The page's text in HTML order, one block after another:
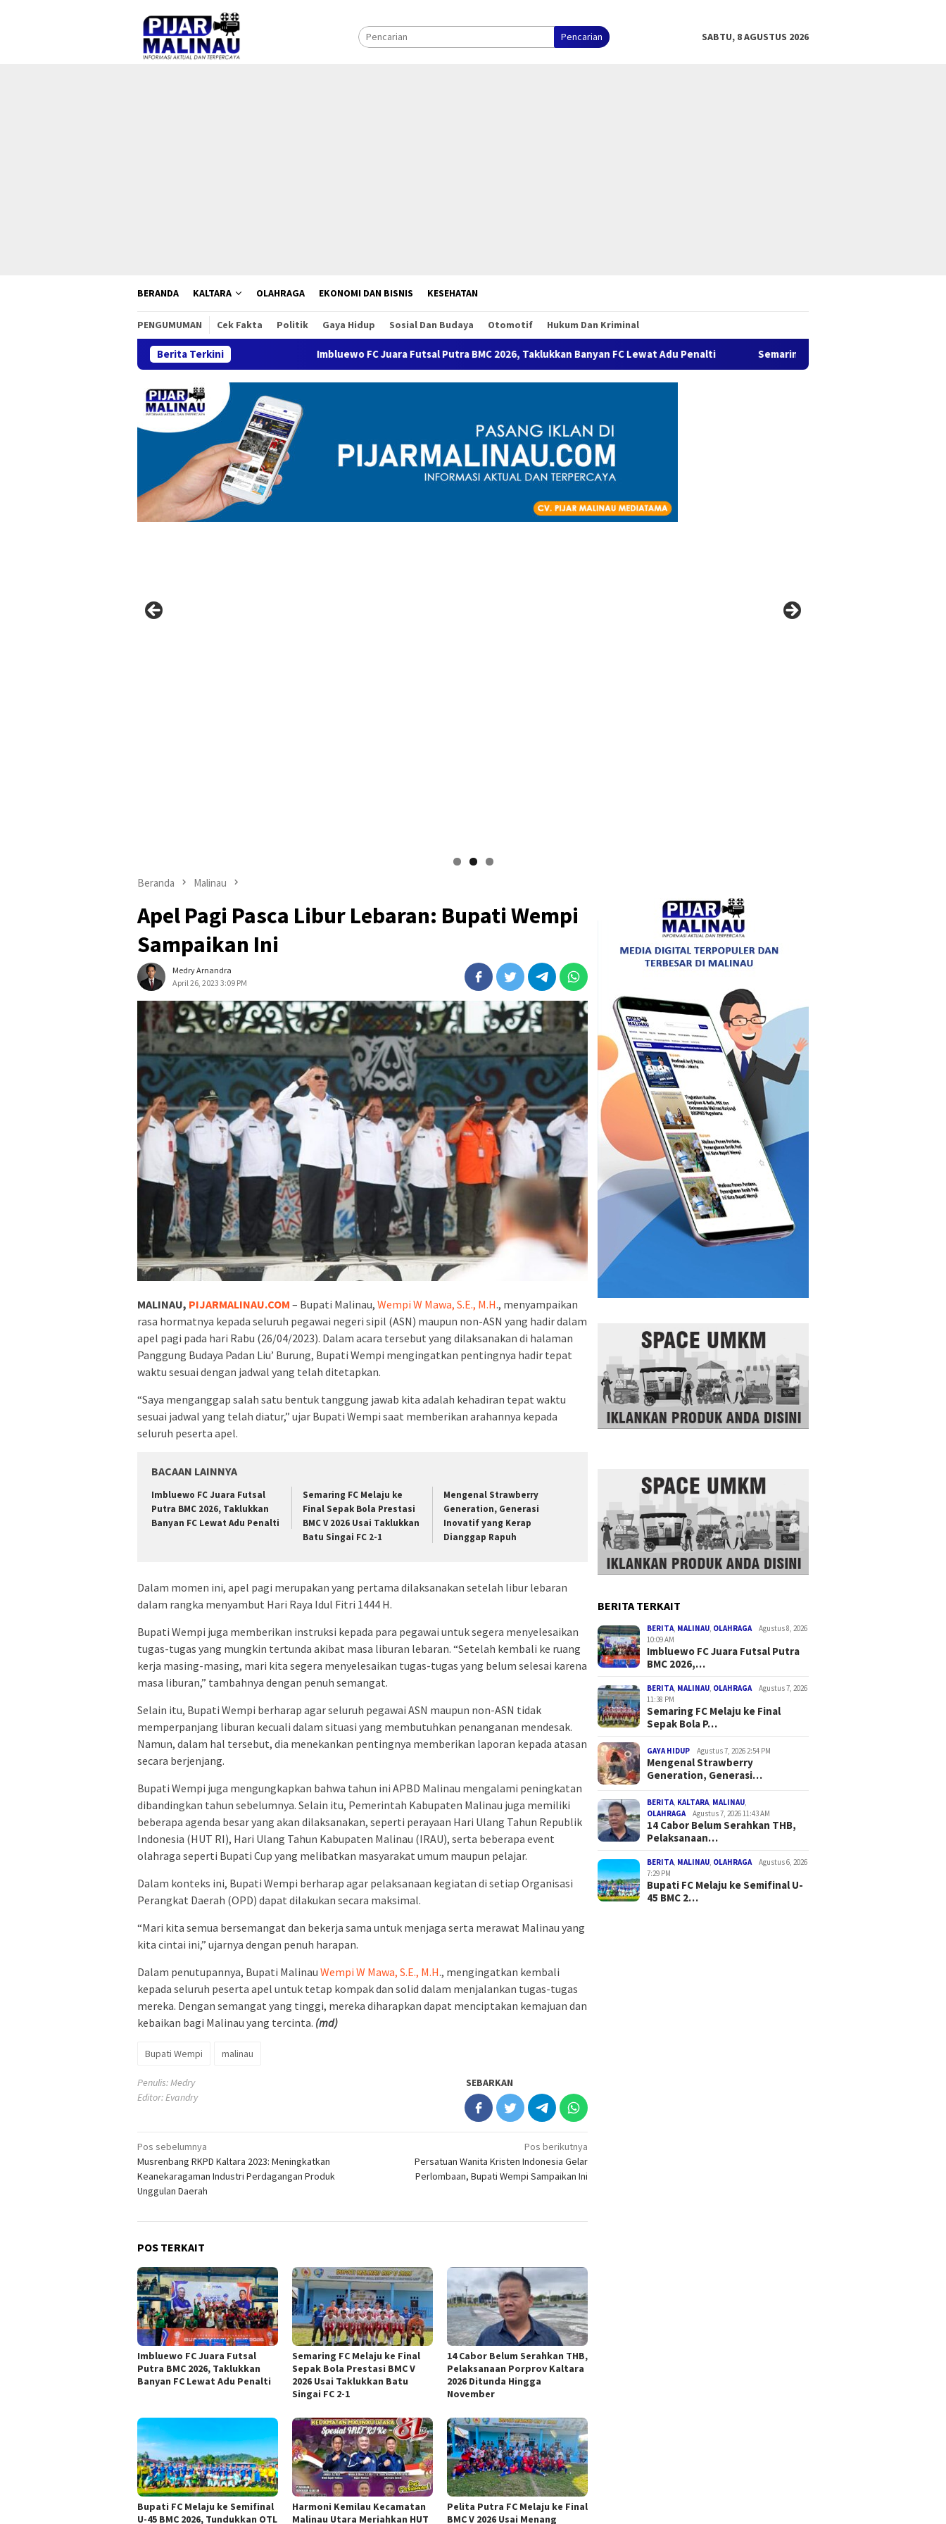
Pencarian SABTU, 8 AGUSTUS 2026
BERANDA KALTARA OLAHRAGA EKONOMI DAN BISNIS KESEHATAN
PENGUMUMAN Cek Fakta Politik Gaya Hidup Sosial Dan Budaya Otomotif Hukum Dan Kriminal
Berita Terkini Imbluewo FC Juara Futsal Putra BMC 2026, Taklukkan Banyan FC Lewat Adu Penalti Semaring FC Melaju ke Final Sepak Bola Prestasi BMC V
Beranda Malinau
Apel Pagi Pasca Libur Lebaran: Bupati Wempi
Sampaikan Ini
Medry Arnandra
April 26, 2023 3:09 PM
MALINAU, PIJARMALINAU.COM – Bupati Malinau, Wempi W Mawa, S.E., M.H., menyampaikan
rasa hormatnya kepada seluruh pegawai negeri sipil (ASN) maupun non-ASN yang hadir dalam
apel pagi pada hari Rabu (26/04/2023). Dalam acara tersebut yang dilaksanakan di halaman
Panggung Budaya Padan Liu’ Burung, Bupati Wempi mengingatkan pentingnya hadir tepat
waktu sesuai dengan jadwal yang telah ditetapkan.
“Saya menganggap salah satu bentuk tanggung jawab kita adalah kehadiran tepat waktu
sesuai jadwal yang telah diatur,” ujar Bupati Wempi saat memberikan arahannya kepada
seluruh peserta apel.
BACAAN LAINNYA
Imbluewo FC Juara Futsal
Putra BMC 2026, Taklukkan
Banyan FC Lewat Adu Penalti
Semaring FC Melaju ke
Final Sepak Bola Prestasi
BMC V 2026 Usai Taklukkan
Batu Singai FC 2-1
Mengenal Strawberry
Generation, Generasi
Inovatif yang Kerap
Dianggap Rapuh
Dalam momen ini, apel pagi merupakan yang pertama dilaksanakan setelah libur lebaran
dalam rangka menyambut Hari Raya Idul Fitri 1444 H.
Bupati Wempi juga memberikan instruksi kepada para pegawai untuk segera menyelesaikan
tugas-tugas yang mungkin tertunda akibat masa liburan lebaran. “Setelah kembali ke ruang
kerja masing-masing, mari kita segera menyelesaikan tugas-tugas yang belum selesai karena
masa liburan,” tambahnya dengan penuh semangat.
Selain itu, Bupati Wempi berharap agar seluruh pegawai ASN maupun non-ASN tidak
memperpanjang liburan kecuali dalam situasi yang membutuhkan penanganan mendesak.
Namun, dalam hal tersebut, dia menekankan pentingnya memberikan laporan kepada atasan
secara berjenjang.
Bupati Wempi juga mengungkapkan bahwa tahun ini APBD Malinau mengalami peningkatan
dibandingkan tahun sebelumnya. Selain itu, Pemerintah Kabupaten Malinau juga memiliki
beberapa agenda besar yang akan dilaksanakan, seperti perayaan Hari Ulang Tahun Republik
Indonesia (HUT RI), Hari Ulang Tahun Kabupaten Malinau (IRAU), serta beberapa event
olahraga seperti Bupati Cup yang melibatkan masyarakat umum maupun pelajar.
Dalam konteks ini, Bupati Wempi berharap agar pelaksanaan kegiatan di setiap Organisasi
Perangkat Daerah (OPD) dapat dilakukan secara maksimal.
“Mari kita semua bersemangat dan bekerja sama untuk menjaga serta merawat Malinau yang
kita cintai ini,” ujarnya dengan penuh harapan.
Dalam penutupannya, Bupati Malinau Wempi W Mawa, S.E., M.H., mengingatkan kembali
kepada seluruh peserta apel untuk tetap kompak dan solid dalam menjalankan tugas-tugas
mereka. Dengan semangat yang tinggi, mereka diharapkan dapat menciptakan kemajuan dan
kebaikan bagi Malinau yang tercinta. (md)
Bupati Wempi malinau
Penulis: Medry
Editor: Evandry
SEBARKAN
Navigasi
pos
Pos sebelumnya
Musrenbang RKPD Kaltara 2023: Meningkatkan
Keanekaragaman Industri Perdagangan Produk
Unggulan Daerah
Pos berikutnya
Persatuan Wanita Kristen Indonesia Gelar
Perlombaan, Bupati Wempi Sampaikan Ini
POS TERKAIT
Imbluewo FC Juara Futsal
Putra BMC 2026, Taklukkan
Banyan FC Lewat Adu Penalti
Semaring FC Melaju ke Final
Sepak Bola Prestasi BMC V
2026 Usai Taklukkan Batu
Singai FC 2-1
14 Cabor Belum Serahkan THB,
Pelaksanaan Porprov Kaltara
2026 Ditunda Hingga
November
Bupati FC Melaju ke Semifinal
U-45 BMC 2026, Tundukkan OTL
Harmoni Kemilau Kecamatan
Malinau Utara Meriahkan HUT
Pelita Putra FC Melaju ke Final
BMC V 2026 Usai Menang
BERITA TERKAIT
BERITA MALINAU OLAHRAGA
Agustus 8, 2026
10:09 AM
Imbluewo FC Juara Futsal Putra
BMC 2026,…
BERITA MALINAU OLAHRAGA
Agustus 7, 2026
11:38 PM
Semaring FC Melaju ke Final
Sepak Bola P…
GAYA HIDUP Agustus 7, 2026 2:54 PM
Mengenal Strawberry
Generation, Generasi…
BERITA KALTARA MALINAU
OLAHRAGA
Agustus 7, 2026 11:43 AM
14 Cabor Belum Serahkan THB,
Pelaksanaan…
BERITA MALINAU OLAHRAGA
Agustus 6, 2026
7:29 PM
Bupati FC Melaju ke Semifinal U-
45 BMC 2…